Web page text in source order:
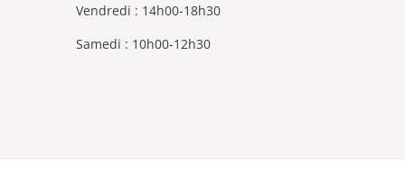
Vendredi : 14h00-18h30
Samedi : 10h00-12h30